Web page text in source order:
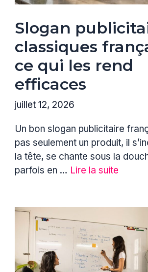
Slogan
classiques
ce qui les rend
efficaces
juillet 12, 2026
Un bon slogan publicitaire
pas seulement un produit, il
la tête, se chante sous la
parfois en … Lire la suite